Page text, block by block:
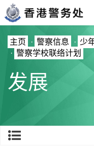
主页 · 警察信息 · 少
· 警察学校联络计划
发展